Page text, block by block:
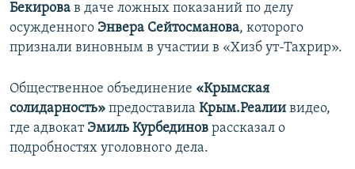
Бекирова в даче ложных показаний по делу
осужденного Энвера Сейтосманова, которого
признали виновным в участии в «Хизб ут-Тахрир».
Общественное объединение «Крымская
солидарность» предоставила Крым.Реалии видео,
где адвокатЭмиль Курбединов рассказал о
подробностях уголовного дела.